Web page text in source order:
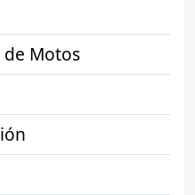
de Motos